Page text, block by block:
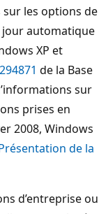
les options de
jour automatique
XP et
de la Base
sur
prises en
2008, Windows
de la
d’entreprise ou